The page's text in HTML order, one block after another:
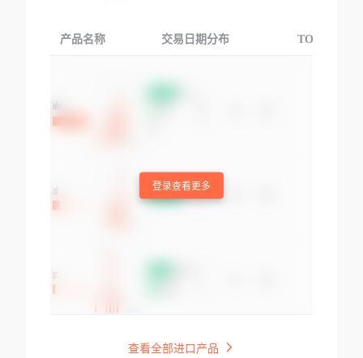
产品名称 交易日期分布 TOP3交易国
登录查看更多
查看全部进口产品